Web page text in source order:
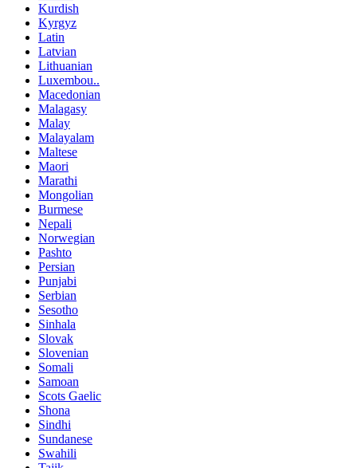
Kurdish
Kyrgyz
Latin
Latvian
Lithuanian
Luxembou..
Macedonian
Malagasy
Malay
Malayalam
Maltese
Maori
Marathi
Mongolian
Burmese
Nepali
Norwegian
Pashto
Persian
Punjabi
Serbian
Sesotho
Sinhala
Slovak
Slovenian
Somali
Samoan
Scots Gaelic
Shona
Sindhi
Sundanese
Swahili